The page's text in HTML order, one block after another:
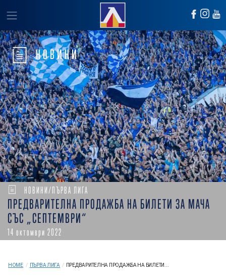
НОВИНИ
НОВИНИ/ПЪРВА ЛИГА
ПРЕДВАРИТЕЛНА ПРОДАЖБА НА БИЛЕТИ ЗА МАЧА
СЪС „СЕПТЕМВРИ“
14 октомври 2022
HOME / ПЪРВА ЛИГА / ПРЕДВАРИТЕЛНА ПРОДАЖБА НА БИЛЕТИ...